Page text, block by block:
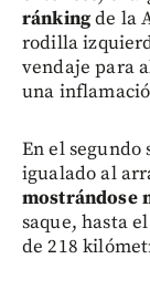
ránkingde la
rodilla
vendaje para
una
En el
igualado al
mostrándose
saque, hasta
de 218